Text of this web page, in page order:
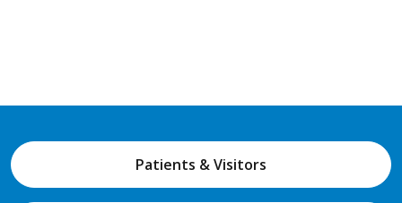
Patients & Visitors